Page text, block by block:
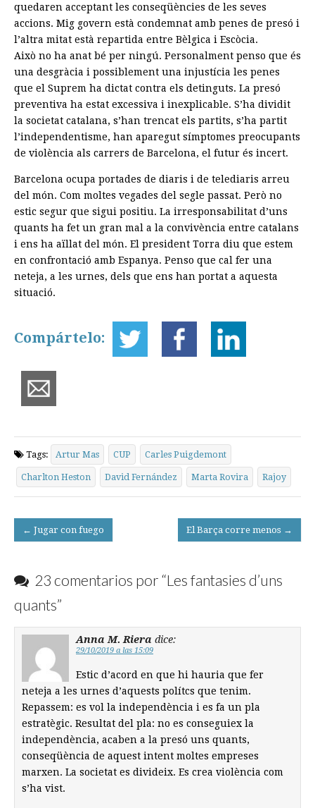
quedaren acceptant les conseqüències de les seves
accions. Mig govern està condemnat amb penes de presó i
l’altra mitat està repartida entre Bèlgica i Escòcia.
Això no ha anat bé per ningú. Personalment penso que és
una desgràcia i possiblement una injustícia les penes
que el Suprem ha dictat contra els detinguts. La presó
preventiva ha estat excessiva i inexplicable. S’ha dividit
la societat catalana, s’han trencat els partits, s’ha partit
l’independentisme, han aparegut símptomes preocupants
de violència als carrers de Barcelona, el futur és incert.
Barcelona ocupa portades de diaris i de telediaris arreu
del món. Com moltes vegades del segle passat. Però no
estic segur que sigui positiu. La irresponsabilitat d’uns
quants ha fet un gran mal a la convivència entre catalans
i ens ha aïllat del món. El president Torra diu que estem
en confrontació amb Espanya. Penso que cal fer una
neteja, a les urnes, dels que ens han portat a aquesta
situació.
Compártelo:
Tags: Artur Mas CUP Carles Puigdemont
Charlton Heston David Fernández Marta Rovira Rajoy
Post
navigation
← Jugar con fuego El Barça corre menos →
23 comentarios por “Les fantasies d’uns
quants”
Anna M. Riera dice:
29/10/2019 a las 15:09
Estic d’acord en que hi hauria que fer
neteja a les urnes d’aquests polítcs que tenim.
Repassem: es vol la independència i es fa un pla
estratègic. Resultat del pla: no es conseguiex la
independència, acaben a la presó uns quants,
conseqüència de aquest intent moltes empreses
marxen. La societat es divideix. Es crea violència com
s’ha vist.